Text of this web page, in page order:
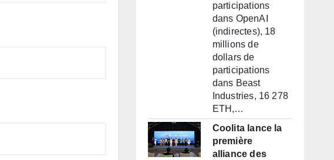
participations
dans OpenAI
(indirectes), 18
millions de
dollars de
participations
dans Beast
Industries, 16 278
ETH,…
Coolita lance la
première
alliance des